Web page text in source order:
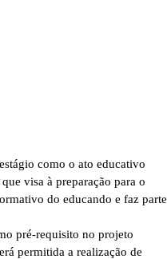
como o ato educativo
visa à preparação para o
do educando e faz parte
pré-requisito no projeto
permitida a realização de